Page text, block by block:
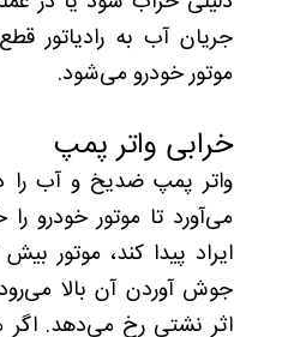
جریان آب به
موتور خودرو می‌شود.
خرابی واتر پمپ
واتر پمپ ضدیخ و آب را
می‌آورد تا موتور خودرو
ایراد پیدا کند، موتور
جوش آوردن آن بالا
اثر نشتی رخ می‌دهد.